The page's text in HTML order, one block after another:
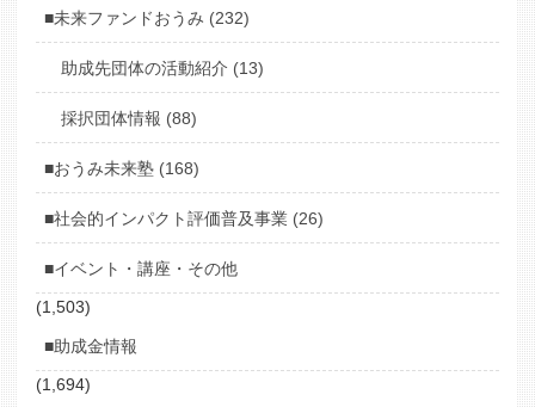
■未来ファンドおうみ (232)
助成先団体の活動紹介 (13)
採択団体情報 (88)
■おうみ未来塾 (168)
■社会的インパクト評価普及事業 (26)
■イベント・講座・その他
(1,503)
■助成金情報
(1,694)